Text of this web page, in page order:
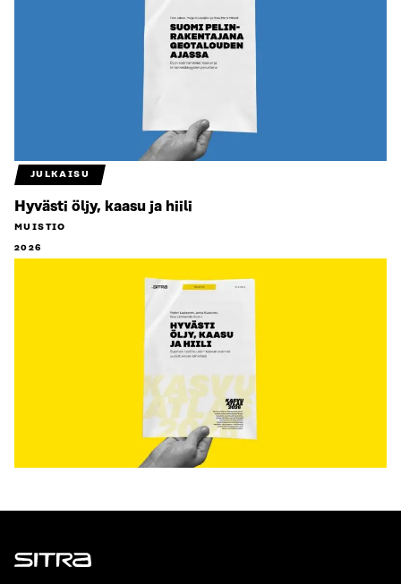
JULKAISU
Hyvästi öljy, kaasu ja hiili
MUISTIO
2026
Sitra